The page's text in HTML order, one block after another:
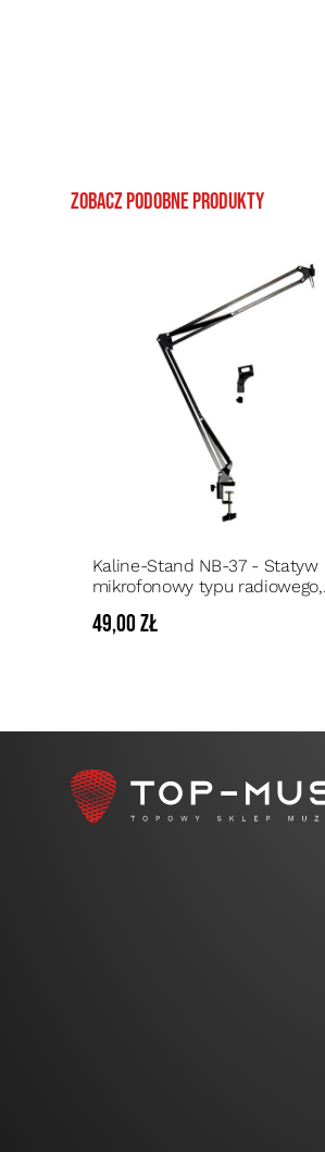
Zobacz podobne produkty
Kaline-Stand NB-37 - Statyw
mikrofonowy typu radiowego,
biurka
49,00 zł